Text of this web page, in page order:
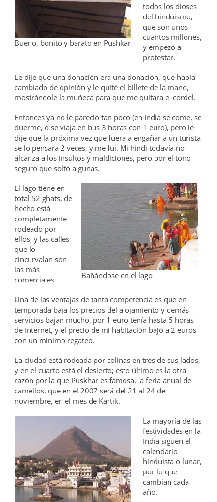
Bueno, bonito y barato en Pushkar
todos los dioses
del hinduismo,
que son unos
cuantos millones,
y empezó a
protestar.
Le dije que una donación era una donación, que había
cambiado de opinión y le quité el billete de la mano,
mostrándole la muñeca para que me quitara el cordel.
Entonces ya no le pareció tan poco (en India se come, se
duerme, o se viaja en bus 3 horas con 1 euro), pero le
dije que la próxima vez que fuera a engañar a un turista
se lo pensara 2 veces, y me fui. Mi hindi todavía no
alcanza a los insultos y maldiciones, pero por el tono
seguro que soltó algunas.
Bañándose en el lago
El lago tiene en
total 52 ghats, de
hecho está
completamente
rodeado por
ellos, y las calles
que lo
cincurvalan son
las más
comerciales.
Una de las ventajas de tanta competencia es que en
temporada baja los precios del alojamiento y demás
servicios bajan mucho, por 1 euro tenía hasta 5 horas
de Internet, y el precio de mi habitación bajó a 2 euros
con un mínimo regateo.
La ciudad está rodeada por colinas en tres de sus lados,
y en el cuarto está el desierto; esto último es la otra
razón por la que Puskhar es famosa, la feria anual de
camellos, que en el 2007 será del 21 al 24 de
noviembre, en el mes de Kartik.
La mayoría de las
festividades en la
India siguen el
calendario
hinduista o lunar,
por lo que
cambian cada
año.